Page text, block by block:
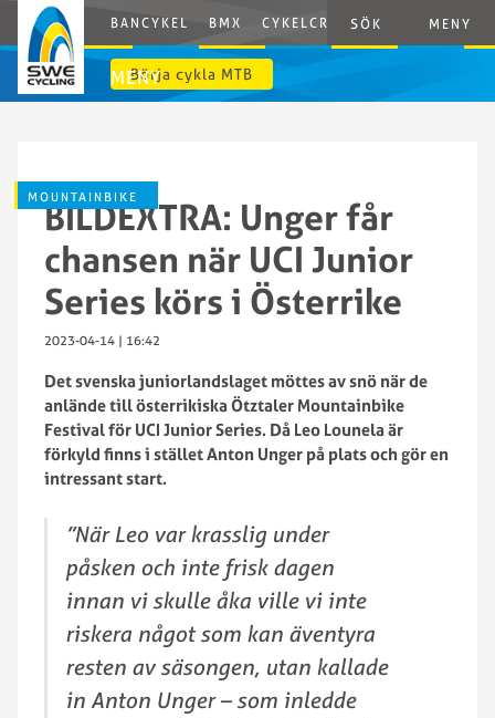
BANCYKEL BMX CYKELCROSS E-CYCLING
SÖK MENY
MENY
Börja cykla MTB
MOUNTAINBIKE
BILDEXTRA: Unger får
chansen när UCI Junior
Series körs i Österrike
2023-04-14 | 16:42
Det svenska juniorlandslaget möttes av snö när de
anlände till österrikiska Ötztaler Mountainbike
Festival för UCI Junior Series. Då Leo Lounela är
förkyld finns i stället Anton Unger på plats och gör en
intressant start.
”När Leo var krasslig under
påsken och inte frisk dagen
innan vi skulle åka ville vi inte
riskera något som kan äventyra
resten av säsongen, utan kallade
in Anton Unger – som inledde